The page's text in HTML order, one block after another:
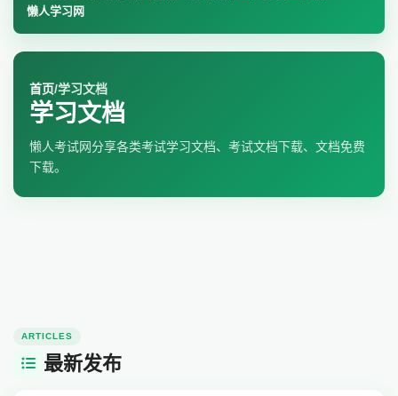
懒人学习网
首页/学习文档
学习文档
懒人考试网分享各类考试学习文档、考试文档下载、文档免费
下载。
ARTICLES
最新发布